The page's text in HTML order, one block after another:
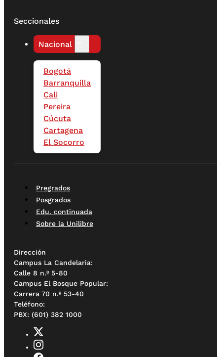
Seccionales
Nacional
Bogotá
Barranquilla
Cali
Pereira
Cúcuta
Cartagena
El Socorro
Pregrados
Posgrados
Edu. continuada
Sobre la Unilibre
Dirección
Campus La Candelaria:
Calle 8 n.º 5-80
Campus El Bosque Popular:
Carrera 70 n.º 53-40
Teléfono:
PBX: (601) 382 1000